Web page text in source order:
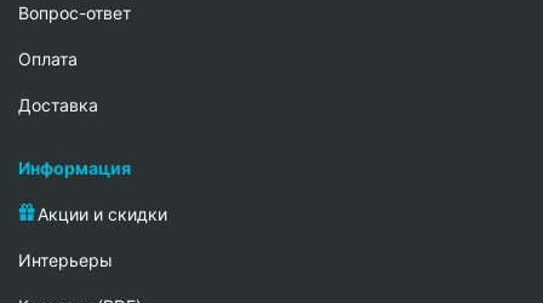
Вопрос-ответ
Oплата
Доставка
Информация
Акции и скидки
Интерьеры